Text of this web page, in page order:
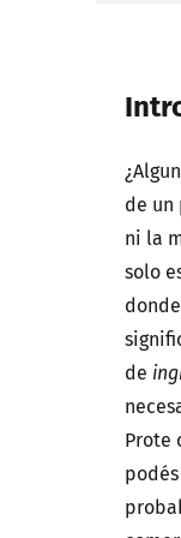
de un
ni la
solo
de
Prote